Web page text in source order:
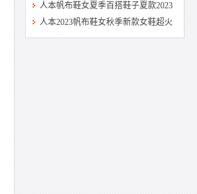
人本帆布鞋女夏季百搭鞋子夏款2023
人本2023帆布鞋女秋季新款女鞋超火